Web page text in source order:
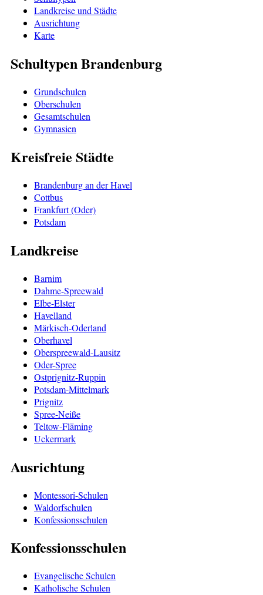
Landkreise und Städte
Ausrichtung
Karte
Schultypen Brandenburg
Grundschulen
Oberschulen
Gesamtschulen
Gymnasien
Kreisfreie Städte
Brandenburg an der Havel
Cottbus
Frankfurt (Oder)
Potsdam
Landkreise
Barnim
Dahme-Spreewald
Elbe-Elster
Havelland
Märkisch-Oderland
Oberhavel
Oberspreewald-Lausitz
Oder-Spree
Ostprignitz-Ruppin
Potsdam-Mittelmark
Prignitz
Spree-Neiße
Teltow-Fläming
Uckermark
Ausrichtung
Montessori-Schulen
Waldorfschulen
Konfessionsschulen
Konfessionsschulen
Evangelische Schulen
Katholische Schulen